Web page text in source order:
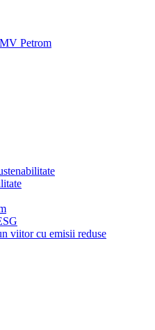
Petrom
viitor cu emisii reduse